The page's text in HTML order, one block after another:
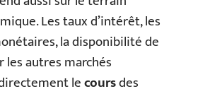
Les taux d’intérêt, les
la disponibilité de
autres marchés
lecoursdes